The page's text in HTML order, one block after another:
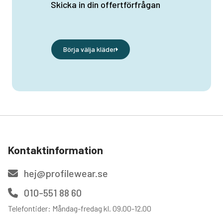
Skicka in din offertförfrågan
Börja välja kläder
Kontaktinformation
hej@profilewear.se
010-551 88 60
Telefontider: Måndag-fredag kl. 09.00-12.00